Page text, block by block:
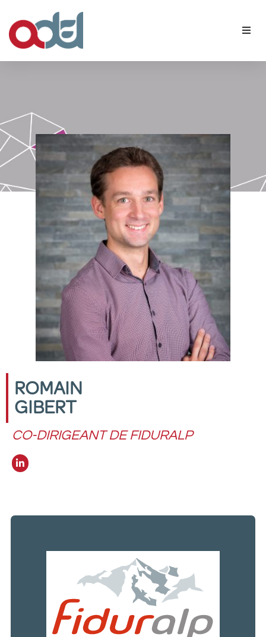
Contact
ROMAIN
GIBERT
CO-DIRIGEANT DE FIDURALP